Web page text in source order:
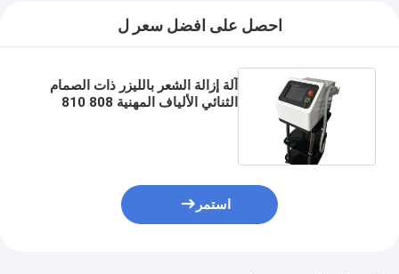
احصل على افضل سعر ل
آلة إزالة الشعر بالليزر ذات الصمام
الثنائي الألياف المهنية 808 810
استمر